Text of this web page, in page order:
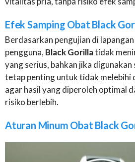
Efek Samping Obat Black
Berdasarkan pengujian di
pengguna, Black Gorillatidak
yang serius, bahkan jika
tetap penting untuk tidak melebihi
agar hasil yang diperoleh optimal
risiko berlebih.
Aturan Minum Obat Black